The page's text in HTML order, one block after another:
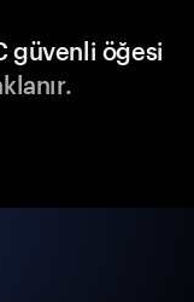
güvenli öğesi